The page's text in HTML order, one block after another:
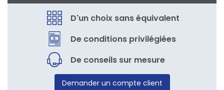
D'un choix sans équivalent
De conditions privilégiées
De conseils sur mesure
Demander un compte client